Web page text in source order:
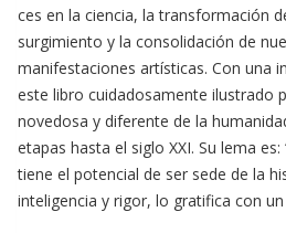
ces en la ciencia, la transformación
surgimiento y la consolidación de
manifestaciones artísticas. Con una
este libro cuidadosamente ilustrado
novedosa y diferente de la
etapas hasta el siglo XXI. Su lema
tiene el potencial de ser sede de la
inteligencia y rigor, lo gratifica con